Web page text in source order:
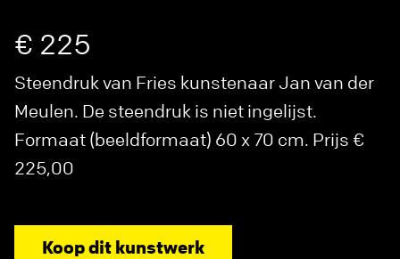
€ 225
Steendruk van Fries kunstenaar Jan van der
Meulen. De steendruk is niet ingelijst.
Formaat (beeldformaat) 60 x 70 cm. Prijs €
225,00
Koop dit kunstwerk